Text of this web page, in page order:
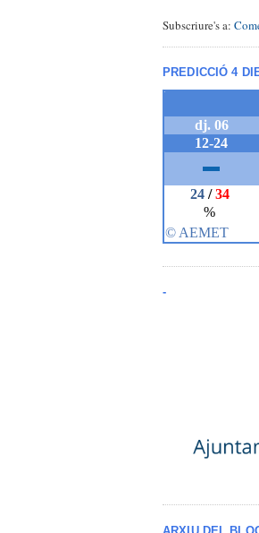
Subscriure's a:
PREDICCIÓ 4
-